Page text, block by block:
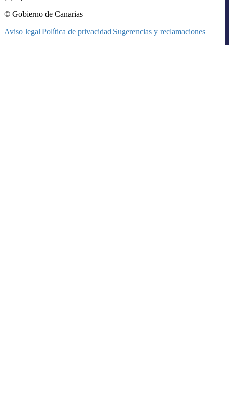
© Gobierno de Canarias
Aviso legal|Política de privacidad|Sugerencias y reclamaciones